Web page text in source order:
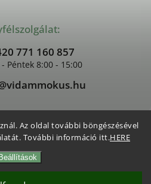
Az oldal további böngészésével
További információ itt.HERE
Beállítások
771 160 857
Mókus. Minden jog fenntartva.
szerkesztése
| Design